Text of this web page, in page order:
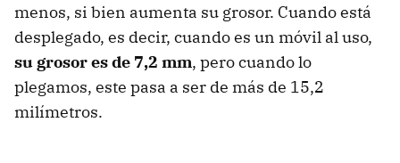
menos, si bien aumenta su grosor. Cuando está
desplegado, es decir, cuando es un móvil al uso,
su grosor es de 7,2 mm, pero cuando lo
plegamos, este pasa a ser de más de 15,2
milímetros.